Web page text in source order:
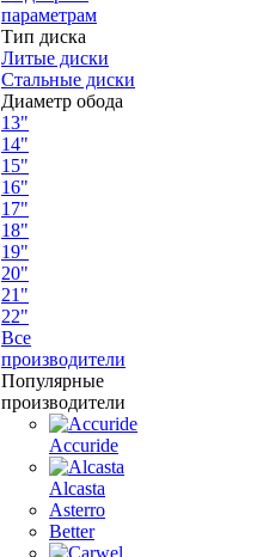
параметрам
Тип диска
Литые диски
Стальные диски
Диаметр обода
13"
14"
15"
16"
17"
18"
19"
20"
21"
22"
Все
производители
Популярные
производители
Accuride
Alcasta
Asterro
Better